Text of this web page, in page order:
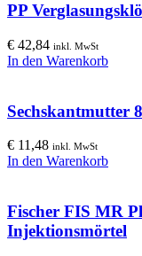
PP
€ 42,84 inkl. MwSt
In den Warenkorb
Sechskantmutter
€ 11,48 inkl. MwSt
In den Warenkorb
Fischer FIS MR
Injektionsmörtel